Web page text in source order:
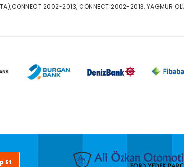
2002-2013, CONNECT 2002-2013, YAGMUR
Et